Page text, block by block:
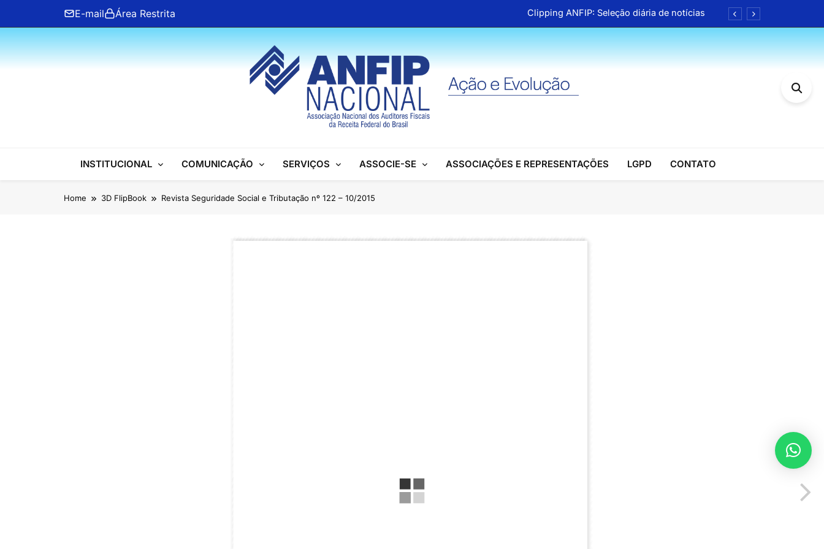
content
E-mail Área Restrita Clipping ANFIP: Seleção diária de notícias
Cartilhas da Decipex estão disponíveis na Central de Serviços Digitais
Associações se mobilizam para garantir direitos no PL da negociação coletiva
ANFIP Nacional participa de seminário da Receita Federal em Salvador
ANFIP Nacional
INSTITUCIONAL COMUNICAÇÃO SERVIÇOS ASSOCIE-SE ASSOCIAÇÕES E REPRESENTAÇÕES LGPD CONTATO
Home 3D FlipBook Revista Seguridade Social e Tributação nº 122 – 10/2015